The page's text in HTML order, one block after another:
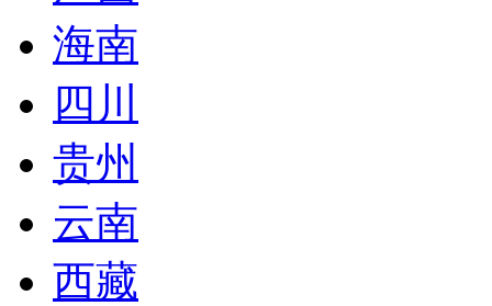
海南
四川
贵州
云南
西藏